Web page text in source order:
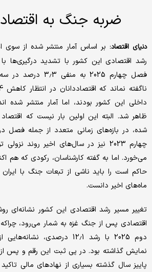
ضربه جنگ به اقتصاد
دنیای اقتصاد: بر اساس آمار منتشر شده از سوی
داخلی این کشور بودند، اما آمار منتشر شده
ظاهر شد. البته این اولین بار نیست که اقتصاد
چهارم 2023 نیز در سال‌های اخیر روند
می‌خورد. اما به گفته کارشناسان، رکودی که هم
حاکم است را باید ناشی از تبعات جنگ با
ماه‌های اخیر دانست.
تغییر مسیر رشد اقتصادی این کشور نشانه‌ای
اقتصادی پس از جنگ غزه به شمار می‌رود، چراکه
دوم 2025 با رشد 12.1 درصدی،
نمایش گذاشته بود. در پی ثبت این رقم و پس
پاییز سال گذشته بسیاری از نهادهای مالی